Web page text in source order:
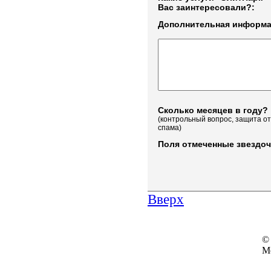
Вас заинтересовали?:
Дополнительная
Сколько месяцев в году?
(контрольный вопрос, защита от
спама)
Поля отмеченные
Вверх
©